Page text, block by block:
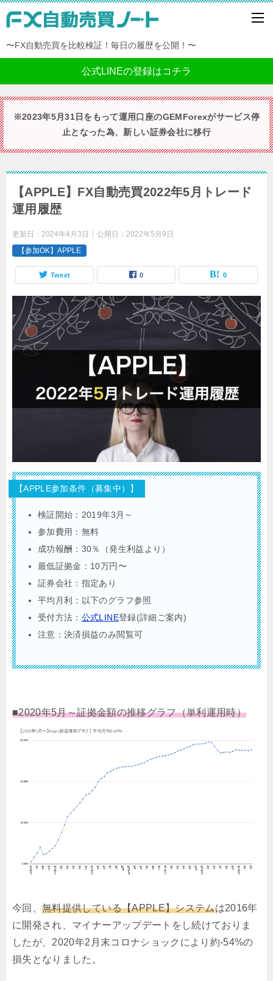
〜FX自動売買を比較検証！毎日の履歴を公開！〜
公式LINEの登録はコチラ
※2023年5月31日をもって運用口座のGEMForexがサービス停
止となった為、新しい証券会社に移行
【APPLE】FX自動売買2022年5月トレード
運用履歴
更新日： 2024年4月3日 公開日： 2022年5月9日
【参加OK】APPLE
Tweet 0 0
【APPLE参加条件（募集中）】
検証開始：2019年3月～
参加費用：無料
成功報酬：30％（発生利益より）
最低証拠金：10万円〜
証券会社：指定あり
平均月利：以下のグラフ参照
受付方法： 公式LINE登録(詳細ご案内)
注意：決済損益のみ閲覧可
■2020年5月～証拠金額の推移グラフ（単利運用時）
今回、無料提供している【APPLE】システムは2016年
に開発され、マイナーアップデートをし続けておりま
したが、2020年2月末コロナショックにより約-54%の
損失となりました。